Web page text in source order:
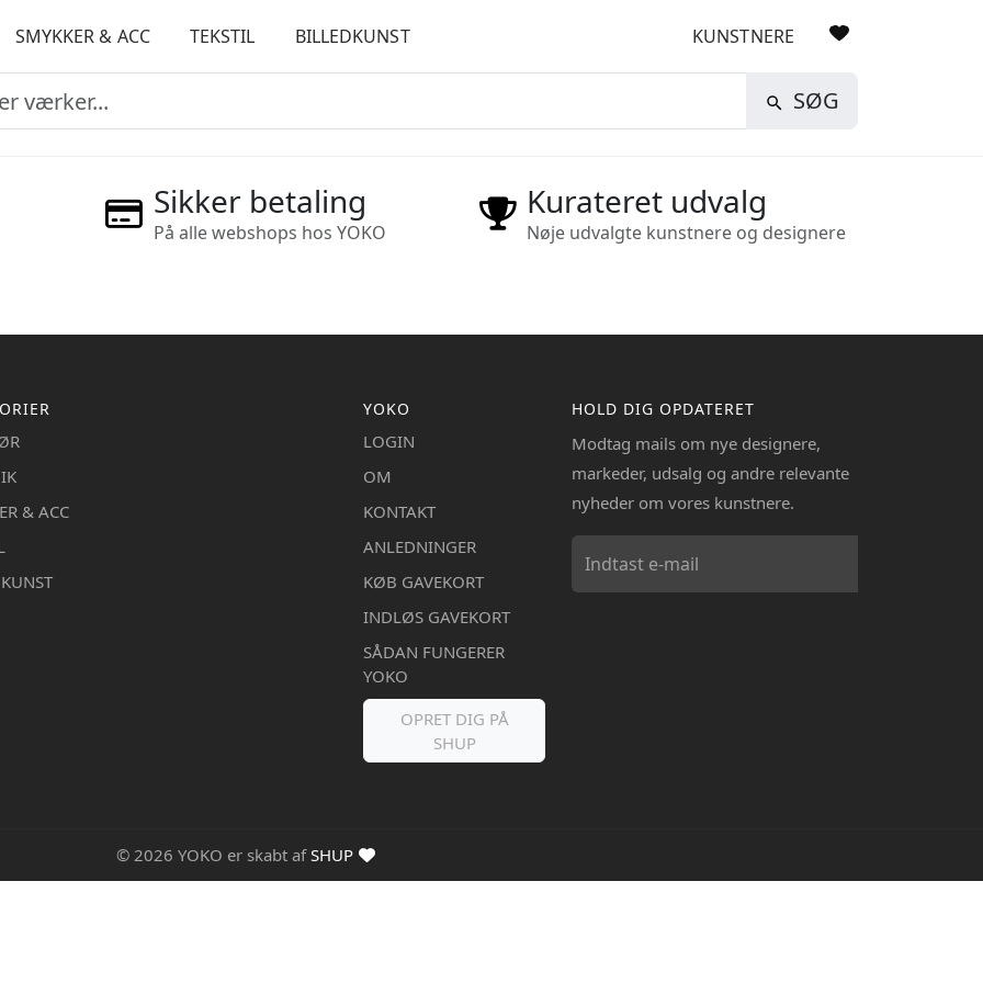
SMYKKER & ACC TEKSTIL BILLEDKUNST KUNSTNERE
SØG
Sikker betaling
På alle webshops hos YOKO
Kurateret udvalg
Nøje udvalgte kunstnere og designere
& ACC
YOKO
LOGIN
OM
KONTAKT
ANLEDNINGER
KØB GAVEKORT
INDLØS GAVEKORT
SÅDAN FUNGERER
YOKO
OPRET DIG PÅ
SHUP
HOLD DIG OPDATERET
Modtag mails om nye designere,
markeder, udsalg og andre relevante
nyheder om vores kunstnere.
© 2026 YOKO er skabt afSHUP